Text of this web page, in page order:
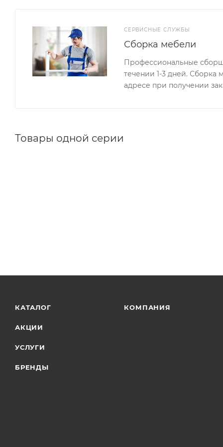
СЕРВИСНЫЕ СЛУЖБЫ
Сборка мебели
Профессиональные
течении 1-3 дней. Сборка
адресе при получении
Товары одной серии
КАТАЛОГ
АКЦИИ
УСЛУГИ
БРЕНДЫ
КОМПАНИЯ